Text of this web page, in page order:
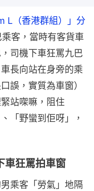
L（香港群組）」分
乘客，當時有客貨車
司機下車狂罵九巴
長向站在身旁的乘
誤，實質為車窗）
站㗎嘛，阻住
「野蠻到佢呀」，
狂罵拍車窗
乘客「勞氣」地隔